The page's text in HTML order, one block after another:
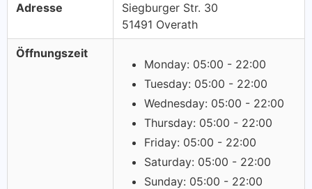
Adresse
Siegburger Str. 30
51491 Overath
Öffnungszeit
Monday: 05:00 - 22:00
Tuesday: 05:00 - 22:00
Wednesday: 05:00 - 22:00
Thursday: 05:00 - 22:00
Friday: 05:00 - 22:00
Saturday: 05:00 - 22:00
Sunday: 05:00 - 22:00